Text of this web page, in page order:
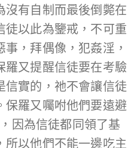
沒有自制而最後倒斃在
徒以此為鑒戒，不可重
，拜偶像，犯姦淫，
羅又提醒信徒要在考驗
信實的，祂不會讓信徒
保羅又囑咐他們要遠避
因為信徒都同領了基
所以他們不能一邊吃主